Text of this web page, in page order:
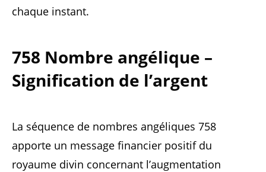
chaque instant.
758 Nombre angélique –
Signification de l’argent
La séquence de nombres angéliques 758
apporte un message financier positif du
royaume divin concernant l’augmentation